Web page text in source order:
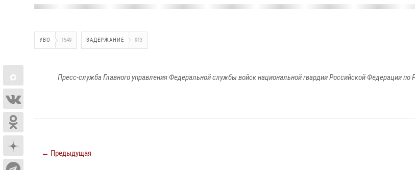
УВО 1549 ЗАДЕРЖАНИЕ 913
Пресс-служба Главного управления Федеральной службы войск национальной гвардии Российской Федерации по
← Предыдущая